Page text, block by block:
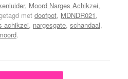
, Moord Narges Achikzei,
met doofpot, MDNDR021,
achikzei, nargesgate, schandaal,
.